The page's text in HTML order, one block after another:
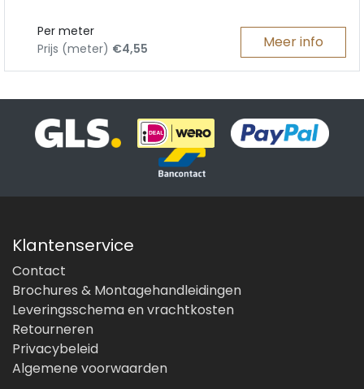
Per meter
Prijs (meter) €4,55 Meer info
Klantenservice
Contact
Brochures & Montagehandleidingen
Leveringsschema en vrachtkosten
Retourneren
Privacybeleid
Algemene voorwaarden